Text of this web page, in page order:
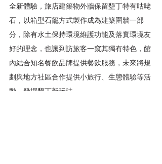
全新體驗，旅店建築物外牆保留墾丁特有咕咾
石，以箱型石籠方式製作成為建築圍牆一部
分，除有水土保持環境維護功能及落實環境友
好的理念，也讓到訪旅客一窺其獨有特色，館
內結合知名餐飲品牌提供餐飲服務，未來將規
劃與地方社區合作提供小旅行、生態體驗等活
動，發掘墾丁新玩法。